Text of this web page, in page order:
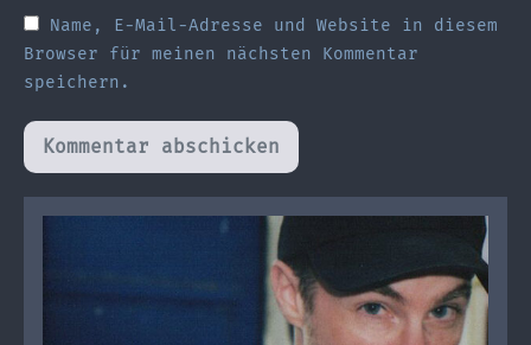
Name, E-Mail-Adresse und Website in diesem
Browser für meinen nächsten Kommentar
speichern.